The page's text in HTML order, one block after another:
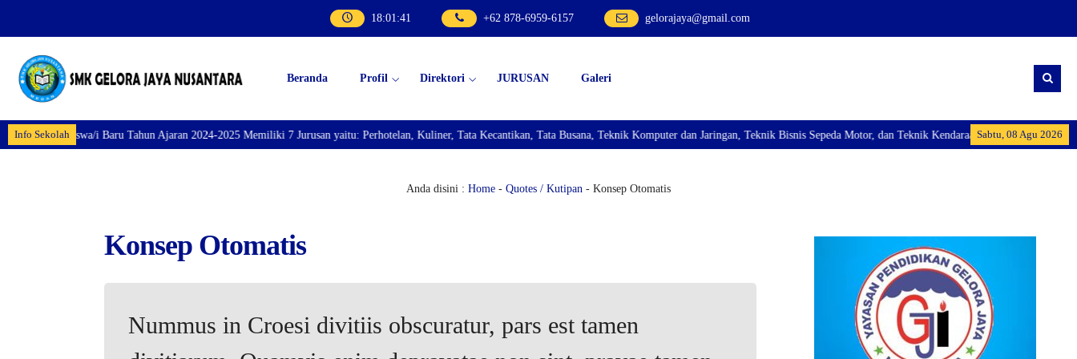
18:01:42 +62 878-6959-6157 gelorajaya@gmail.com
Beranda Profil Direktori JURUSAN Galeri
Info Sekolah Sabtu, 08 Agu 2026
Siswa/i Baru Tahun Ajaran 2024-2025 Memiliki 7 Jurusan yaitu: Perhotelan, Kuliner, Tata Kecantikan, Tata Busana, Teknik Komputer dan Jaringan, Teknik Bisnis Sepeda Motor, dan Teknik Kendaraan Ringan Dan membuka
Anda disini : Home - Quotes / Kutipan - Konsep Otomatis
Konsep Otomatis
Nummus in Croesi divitiis obscuratur, pars est tamen